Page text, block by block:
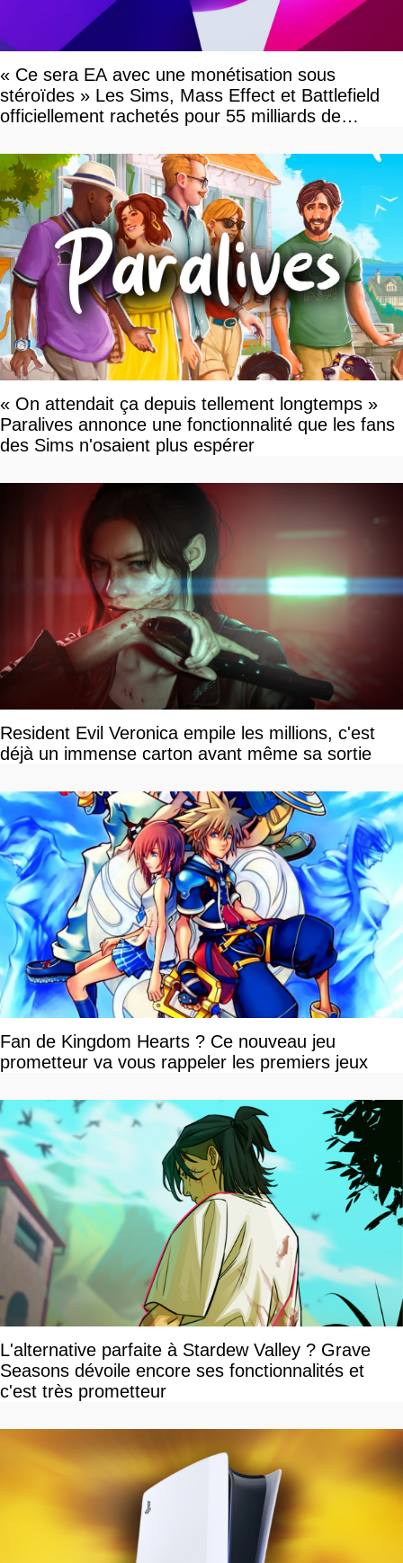
« Ce sera EA avec une monétisation sous
stéroïdes » Les Sims, Mass Effect et Battlefield
officiellement rachetés pour 55 milliards de
« On attendait ça depuis tellement longtemps »
Paralives annonce une fonctionnalité que les fans
des Sims n'osaient plus espérer
Resident Evil Veronica empile les millions, c'est
déjà un immense carton avant même sa sortie
Fan de Kingdom Hearts ? Ce nouveau jeu
prometteur va vous rappeler les premiers jeux
L'alternative parfaite à Stardew Valley ? Grave
Seasons dévoile encore ses fonctionnalités et
c'est très prometteur